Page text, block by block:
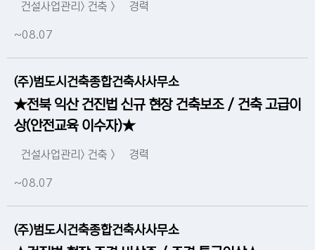
건설사업관리> 건축 > 경력
~08.07
(주)범도시건축종합건축사사무소
★전북 익산 건진법 신규 현장 건축보조 / 건축 고급이
상(안전교육 이수자)★
건설사업관리> 건축 > 경력
~08.07
(주)범도시건축종합건축사사무소